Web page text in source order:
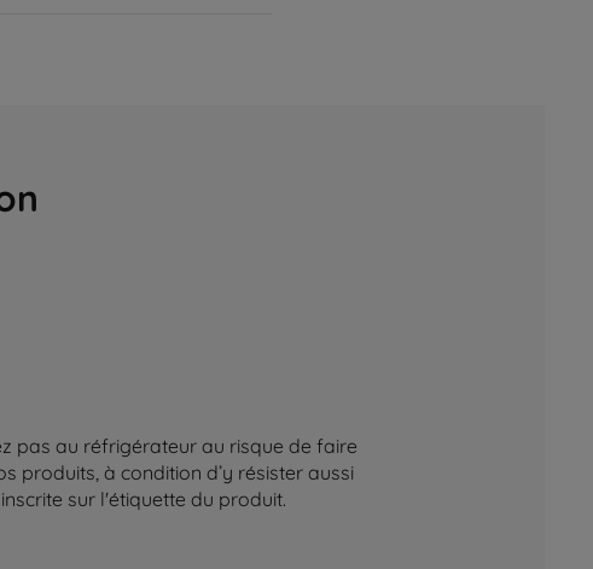
pas au réfrigérateur au risque de faire
produits, à condition d’y résister aussi
sur l'étiquette du produit.